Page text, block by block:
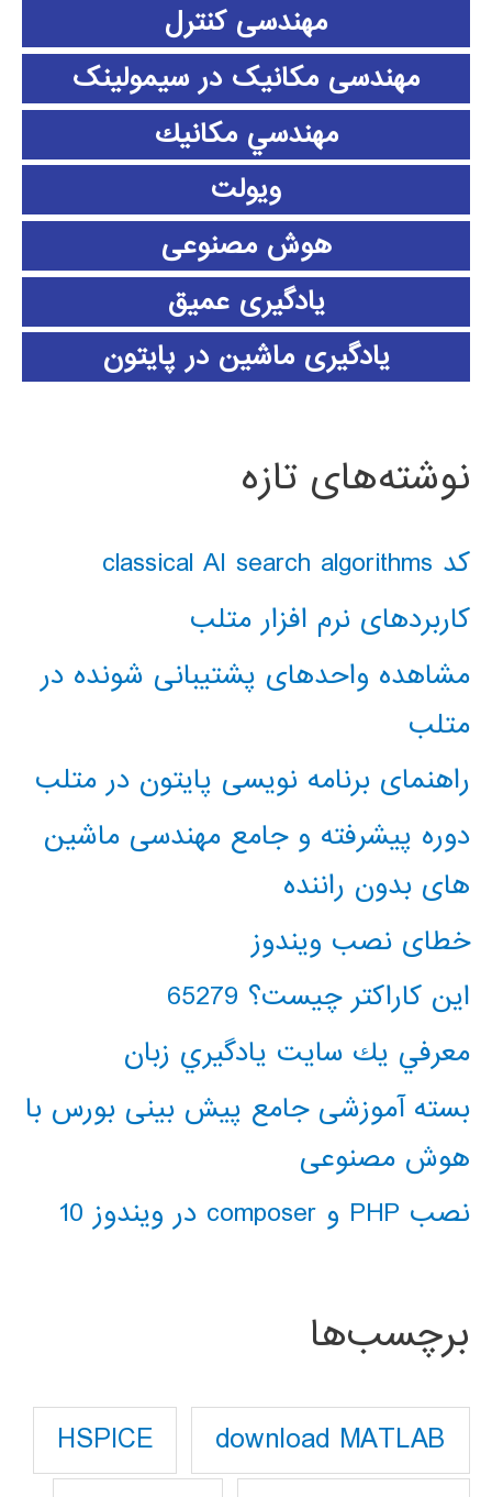
مهندسی کنترل
مهندسی مکانیک در سیمولینک
مهندسي مكانيك
ویولت
هوش مصنوعی
یادگیری عمیق
یادگیری ماشین در پایتون
نوشته‌های تازه
کد classical AI search algorithms
کاربردهای نرم افزار متلب
مشاهده واحدهای پشتیبانی شونده در
متلب
راهنمای برنامه نویسی پایتون در متلب
دوره پیشرفته و جامع مهندسی ماشین
های بدون راننده
خطای نصب ویندوز
این کاراکتر چیست؟ 65279
معرفي يك سايت يادگيري زبان
بسته آموزشی جامع پیش بینی بورس با
هوش مصنوعی
نصب PHP و composer در ویندوز 10
برچسب‌ها
download MATLAB
HSPICE